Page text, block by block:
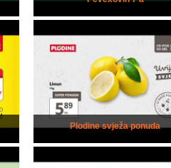
Plodine svježa ponuda